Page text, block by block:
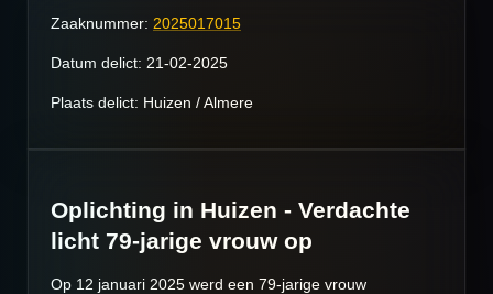
Zaaknummer: 2025017015
Datum delict: 21-02-2025
Plaats delict: Huizen / Almere
Oplichting in Huizen - Verdachte
licht 79-jarige vrouw op
Op 12 januari 2025 werd een 79-jarige vrouw